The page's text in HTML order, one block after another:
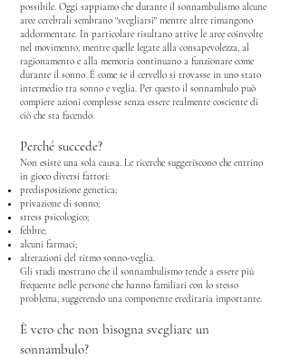
possibile. Oggi sappiamo che durante il sonnambulismo alcune
aree cerebrali sembrano "svegliarsi" mentre altre rimangono
addormentate. In particolare risultano attive le aree coinvolte
nel movimento, mentre quelle legate alla consapevolezza, al
ragionamento e alla memoria continuano a funzionare come
durante il sonno. È come se il cervello si trovasse in uno stato
intermedio tra sonno e veglia. Per questo il sonnambulo può
compiere azioni complesse senza essere realmente cosciente di
ciò che sta facendo.
Perché succede?
Non esiste una sola causa. Le ricerche suggeriscono che entrino
in gioco diversi fattori:
predisposizione genetica;
privazione di sonno;
stress psicologico;
febbre;
alcuni farmaci;
alterazioni del ritmo sonno-veglia.
Gli studi mostrano che il sonnambulismo tende a essere più
frequente nelle persone che hanno familiari con lo stesso
problema, suggerendo una componente ereditaria importante.
È vero che non bisogna svegliare un
sonnambulo?